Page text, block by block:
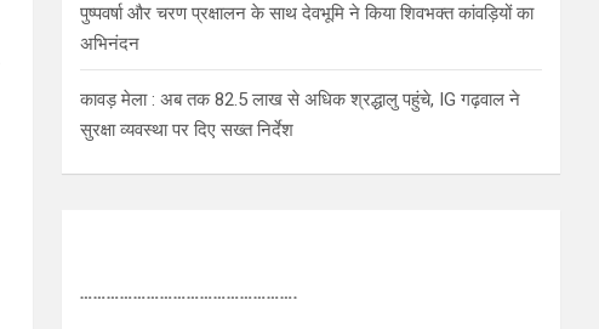
पुष्पवर्षा और चरण प्रक्षालन के साथ देवभूमि ने किया शिवभक्त कांवड़ियों का
अभिनंदन
कावड़ मेला : अब तक 82.5 लाख से अधिक श्रद्धालु पहुंचे, IG गढ़वाल ने
सुरक्षा व्यवस्था पर दिए सख्त निर्देश
………………………………………….